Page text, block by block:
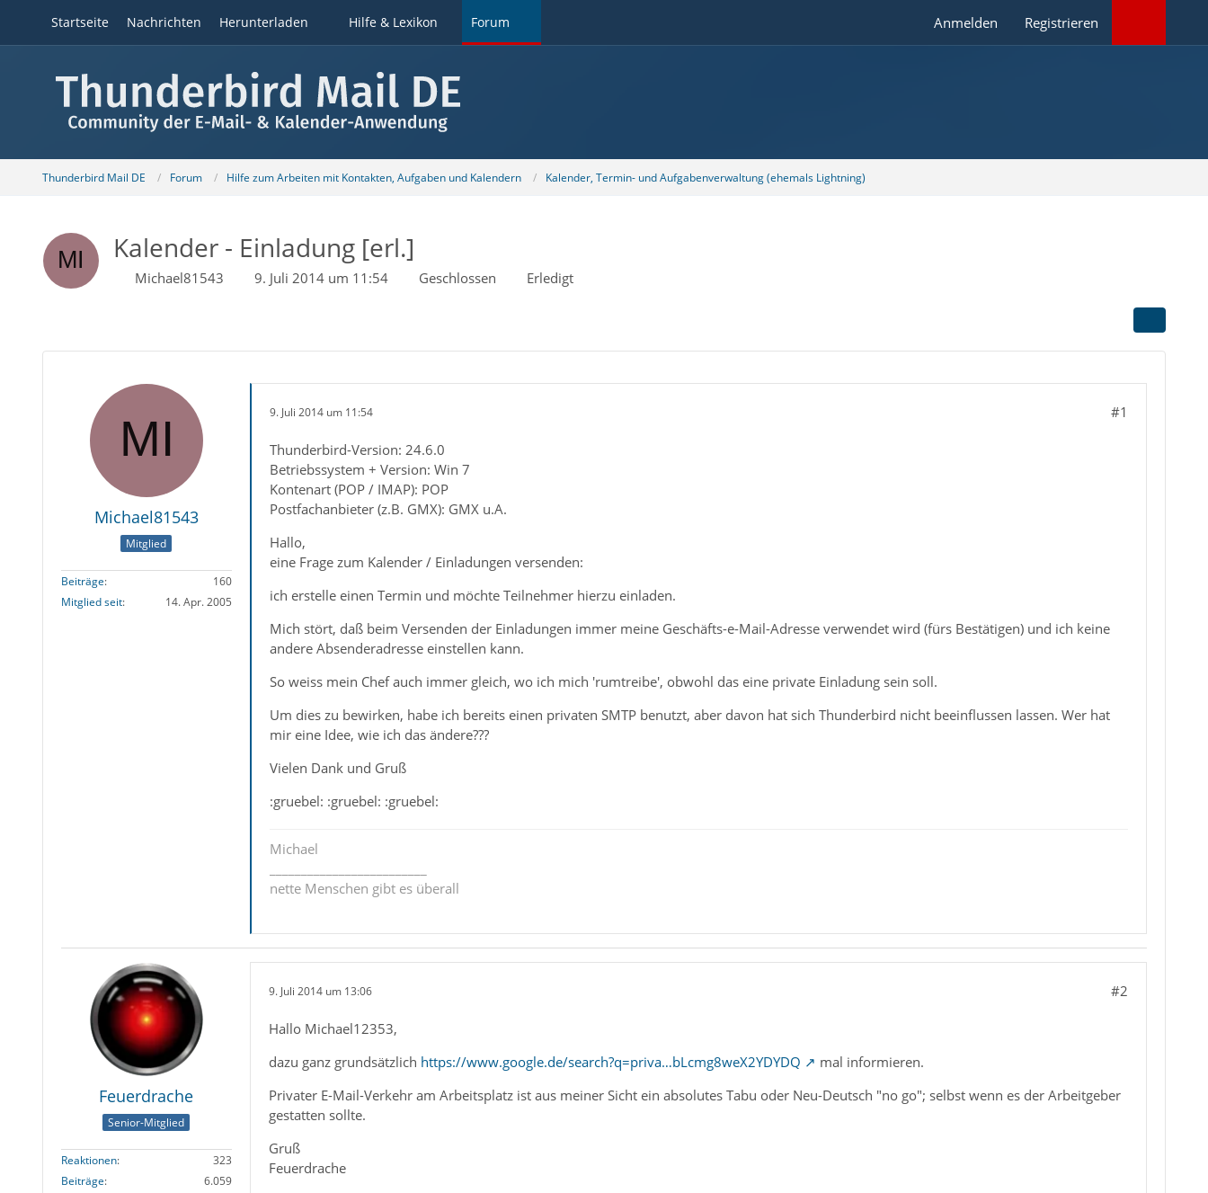
Startseite Nachrichten Herunterladen Hilfe & Lexikon Forum Anmelden Registrieren
Thunderbird Mail DE Forum Hilfe zum Arbeiten mit Kontakten, Aufgaben und Kalendern Kalender, Termin- und Aufgabenverwaltung (ehemals Lightning)
Kalender - Einladung [erl.]
Michael81543 9. Juli 2014 um 11:54 Geschlossen Erledigt
Michael81543
Mitglied
Beiträge
160
Mitglied seit
14. Apr. 2005
9. Juli 2014 um 11:54 #1
Thunderbird-Version: 24.6.0
Betriebssystem + Version: Win 7
Kontenart (POP / IMAP): POP
Postfachanbieter (z.B. GMX): GMX u.A.
Hallo,
eine Frage zum Kalender / Einladungen versenden:
ich erstelle einen Termin und möchte Teilnehmer hierzu einladen.
Mich stört, daß beim Versenden der Einladungen immer meine Geschäfts-e-Mail-Adresse verwendet wird (fürs Bestätigen) und ich keine
andere Absenderadresse einstellen kann.
So weiss mein Chef auch immer gleich, wo ich mich 'rumtreibe', obwohl das eine private Einladung sein soll.
Um dies zu bewirken, habe ich bereits einen privaten SMTP benutzt, aber davon hat sich Thunderbird nicht beeinflussen lassen. Wer hat
mir eine Idee, wie ich das ändere???
Vielen Dank und Gruß
:gruebel: :gruebel: :gruebel:
Michael
nette Menschen gibt es überall
Feuerdrache
Senior-Mitglied
Reaktionen
323
Beiträge
6.059
9. Juli 2014 um 13:06 #2
Hallo Michael12353,
dazu ganz grundsätzlich https://www.google.de/search?q=priva…bLcmg8weX2YDYDQ
mal informieren.
Privater E-Mail-Verkehr am Arbeitsplatz ist aus meiner Sicht ein absolutes Tabu oder Neu-Deutsch "no go"; selbst wenn es der Arbeitgeber
gestatten sollte.
Gruß
Feuerdrache